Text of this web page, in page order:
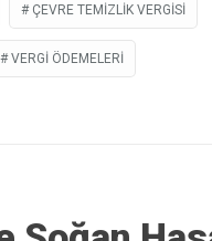
ÇEVRE TEMIZLIK VERGISI
VERGI ÖDEMELERI